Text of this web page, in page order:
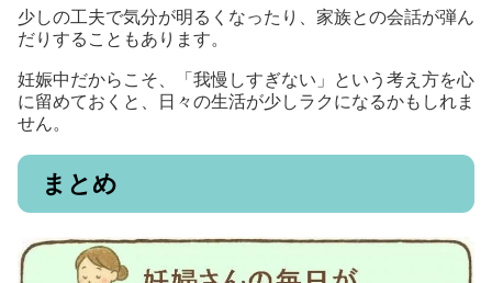
少しの工夫で気分が明るくなったり、家族との会話が弾ん
だりすることもあります。
妊娠中だからこそ、「我慢しすぎない」という考え方を心
に留めておくと、日々の生活が少しラクになるかもしれま
せん。
まとめ